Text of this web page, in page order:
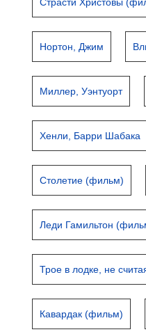
Нортон, Джим
Миллер, Уэнтуорт
Хенли, Барри Шабака
Столетие (фильм)
Леди Гамильтон
Трое в лодке, не
Кавардак (фильм)